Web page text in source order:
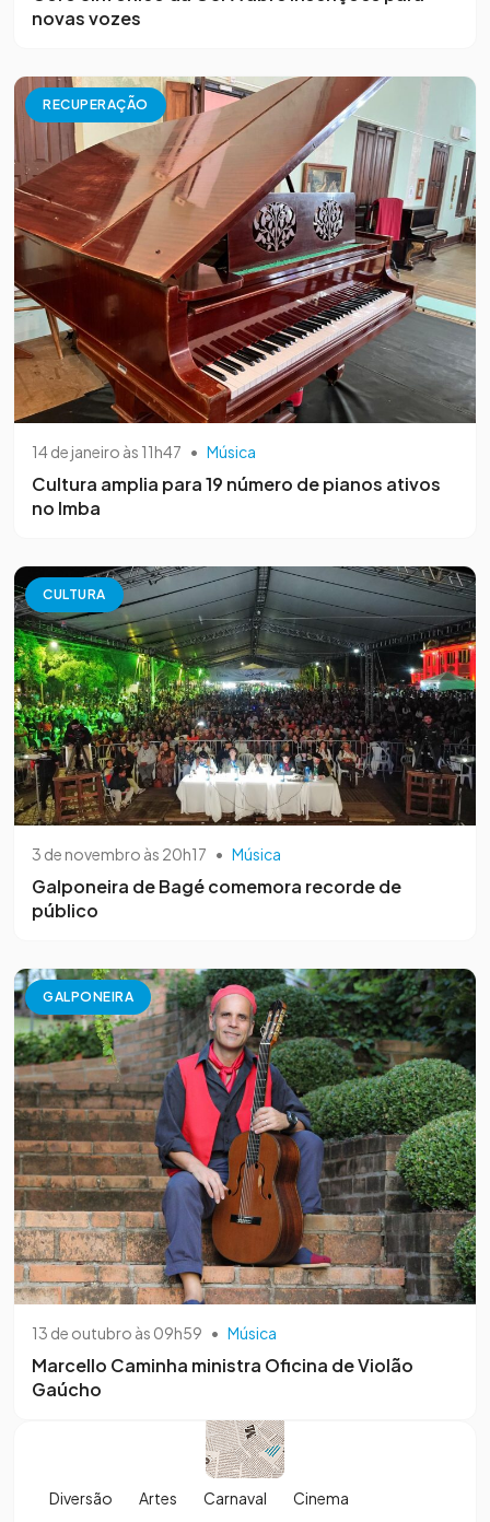
novas vozes
RECUPERAÇÃO
14 de janeiro às 11h47 • Música
Cultura amplia para 19 número de pianos ativos
no Imba
CULTURA
3 de novembro às 20h17 • Música
Galponeira de Bagé comemora recorde de
público
GALPONEIRA
13 de outubro às 09h59 • Música
Marcello Caminha ministra Oficina de Violão
Gaúcho
Diversão Artes Carnaval Cinema